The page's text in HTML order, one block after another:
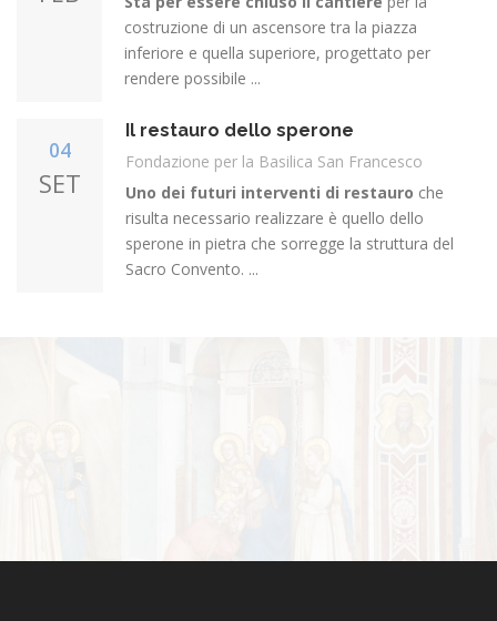
costruzione di un ascensore tra la piazza
inferiore e quella superiore, progettato per
rendere possibile ...
04
SET
Il restauro dello sperone
Fondazione per la Basilica San Francesco
Uno dei futuri interventi di restauro che
risulta necessario realizzare è quello dello
sperone in pietra che sorregge la struttura del
Sacro Convento. ...